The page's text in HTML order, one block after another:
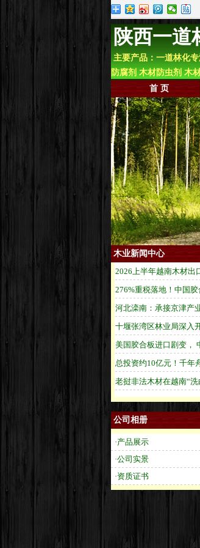
陕西一道
主要产品：一道林化
防腐剂 木材防虫剂 木
首 页
木业新闻中心
公司相册
·产品展示
·公司实景
·资质证书